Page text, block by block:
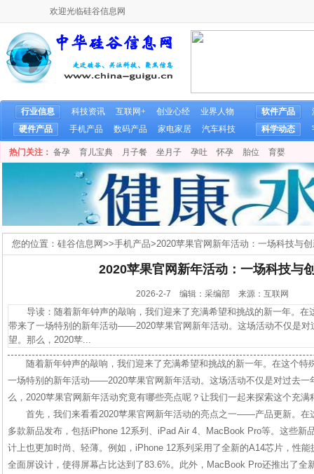
欢迎光临硅谷信息网
行业信息 科技资讯 互联网+ 创业心经
业界人物
硬件产品
手机产品 数码产品 家电家居 汽车科技
软件产品
科学动态
热门关注： 备孕 育儿宝典 月子餐 坐月子 孕吐 怀孕 胎位 育婴
您的位置： 硅谷信息网>>手机产品>2020苹果官网新年活动：一场科技与
2020苹果官网新年活动：一场科技与
2026-2-7 编辑：采编部 来源：互联网
导读：随着新年钟声的敲响，我们迎来了充满希望和挑战的新一年。在
带来了一场特别的新年活动——2020苹果官网新年活动。这场活动不仅是对
望。那么，2020苹...
随着新年钟声的敲响，我们迎来了充满希望和挑战的新一年。在这个特
一场特别的新年活动——2020苹果官网新年活动。这场活动不仅是对过去一
么，2020苹果官网新年活动究竟有哪些亮点呢？让我们一起来探索这个充满
首先，我们来看看2020苹果官网新年活动的亮点之一——产品更新。在
多款新品发布，包括iPhone 12系列、iPad Air 4、MacBook Pro等。这些新
计上也更加时尚、轻薄。例如，iPhone 12系列采用了全新的A14芯片，性
全面屏设计，使得屏幕占比达到了83.6%。此外，MacBook Pro还推出了全